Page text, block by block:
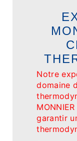
Notre
domaine
garantir